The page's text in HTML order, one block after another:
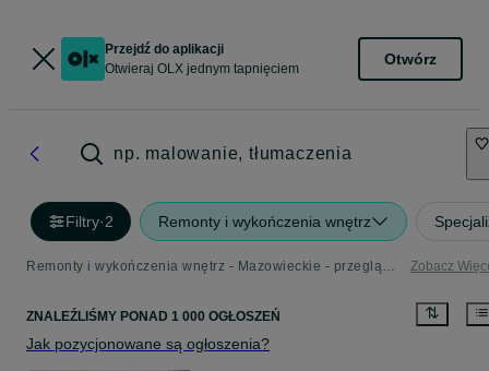
Przejdź do aplikacji
Otwieraj OLX jednym tapnięciem
Otwórz
np. malowanie, tłumaczenia
Filtry·2 Remonty i wykończenia wnętrz
Remonty i wykończenia wnętrz - Mazowieckie - przeglądaj ogłoszenia w kategorii Budowa i Remont Zobacz
ZNALEŹLIŚMY PONAD 1 000 OGŁOSZEŃ
Jak pozycjonowane są ogłoszenia?